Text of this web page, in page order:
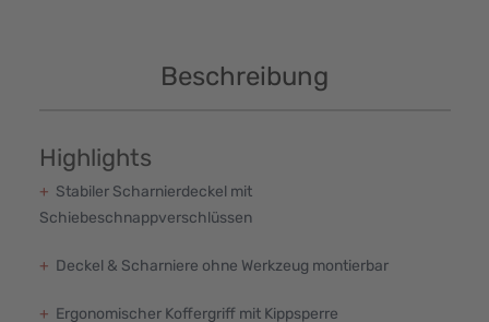
Beschreibung
Highlights
+ Stabiler Scharnierdeckel mit
Schiebeschnappverschlüssen
+ Deckel & Scharniere ohne Werkzeug montierbar
+ Ergonomischer Koffergriff mit Kippsperre